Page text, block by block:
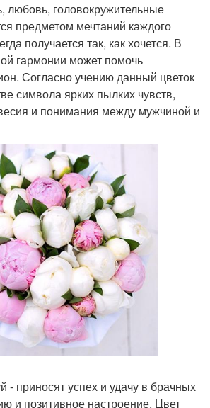
любовь, головокружительные
предметом мечтаний каждого
получается так, как хочется. В
гармонии может помочь
Согласно учению данный цветок
символа ярких пылких чувств,
и понимания между мужчиной и
приносят успех и удачу в брачных
и позитивное настроение. Цвет